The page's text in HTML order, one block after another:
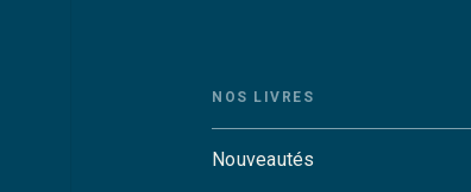
NOS LIVRES
Nouveautés